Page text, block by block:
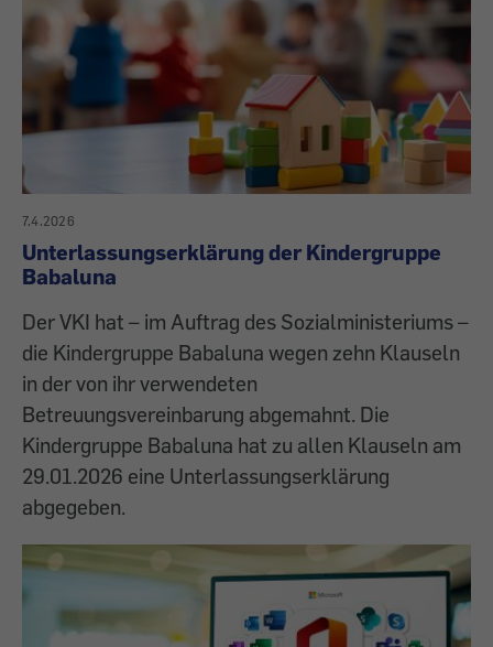
7.4.2026
Unterlassungserklärung der Kindergruppe
Babaluna
Der VKI hat – im Auftrag des Sozialministeriums –
die Kindergruppe Babaluna wegen zehn Klauseln
in der von ihr verwendeten
Betreuungsvereinbarung abgemahnt. Die
Kindergruppe Babaluna hat zu allen Klauseln am
29.01.2026 eine Unterlassungserklärung
abgegeben.